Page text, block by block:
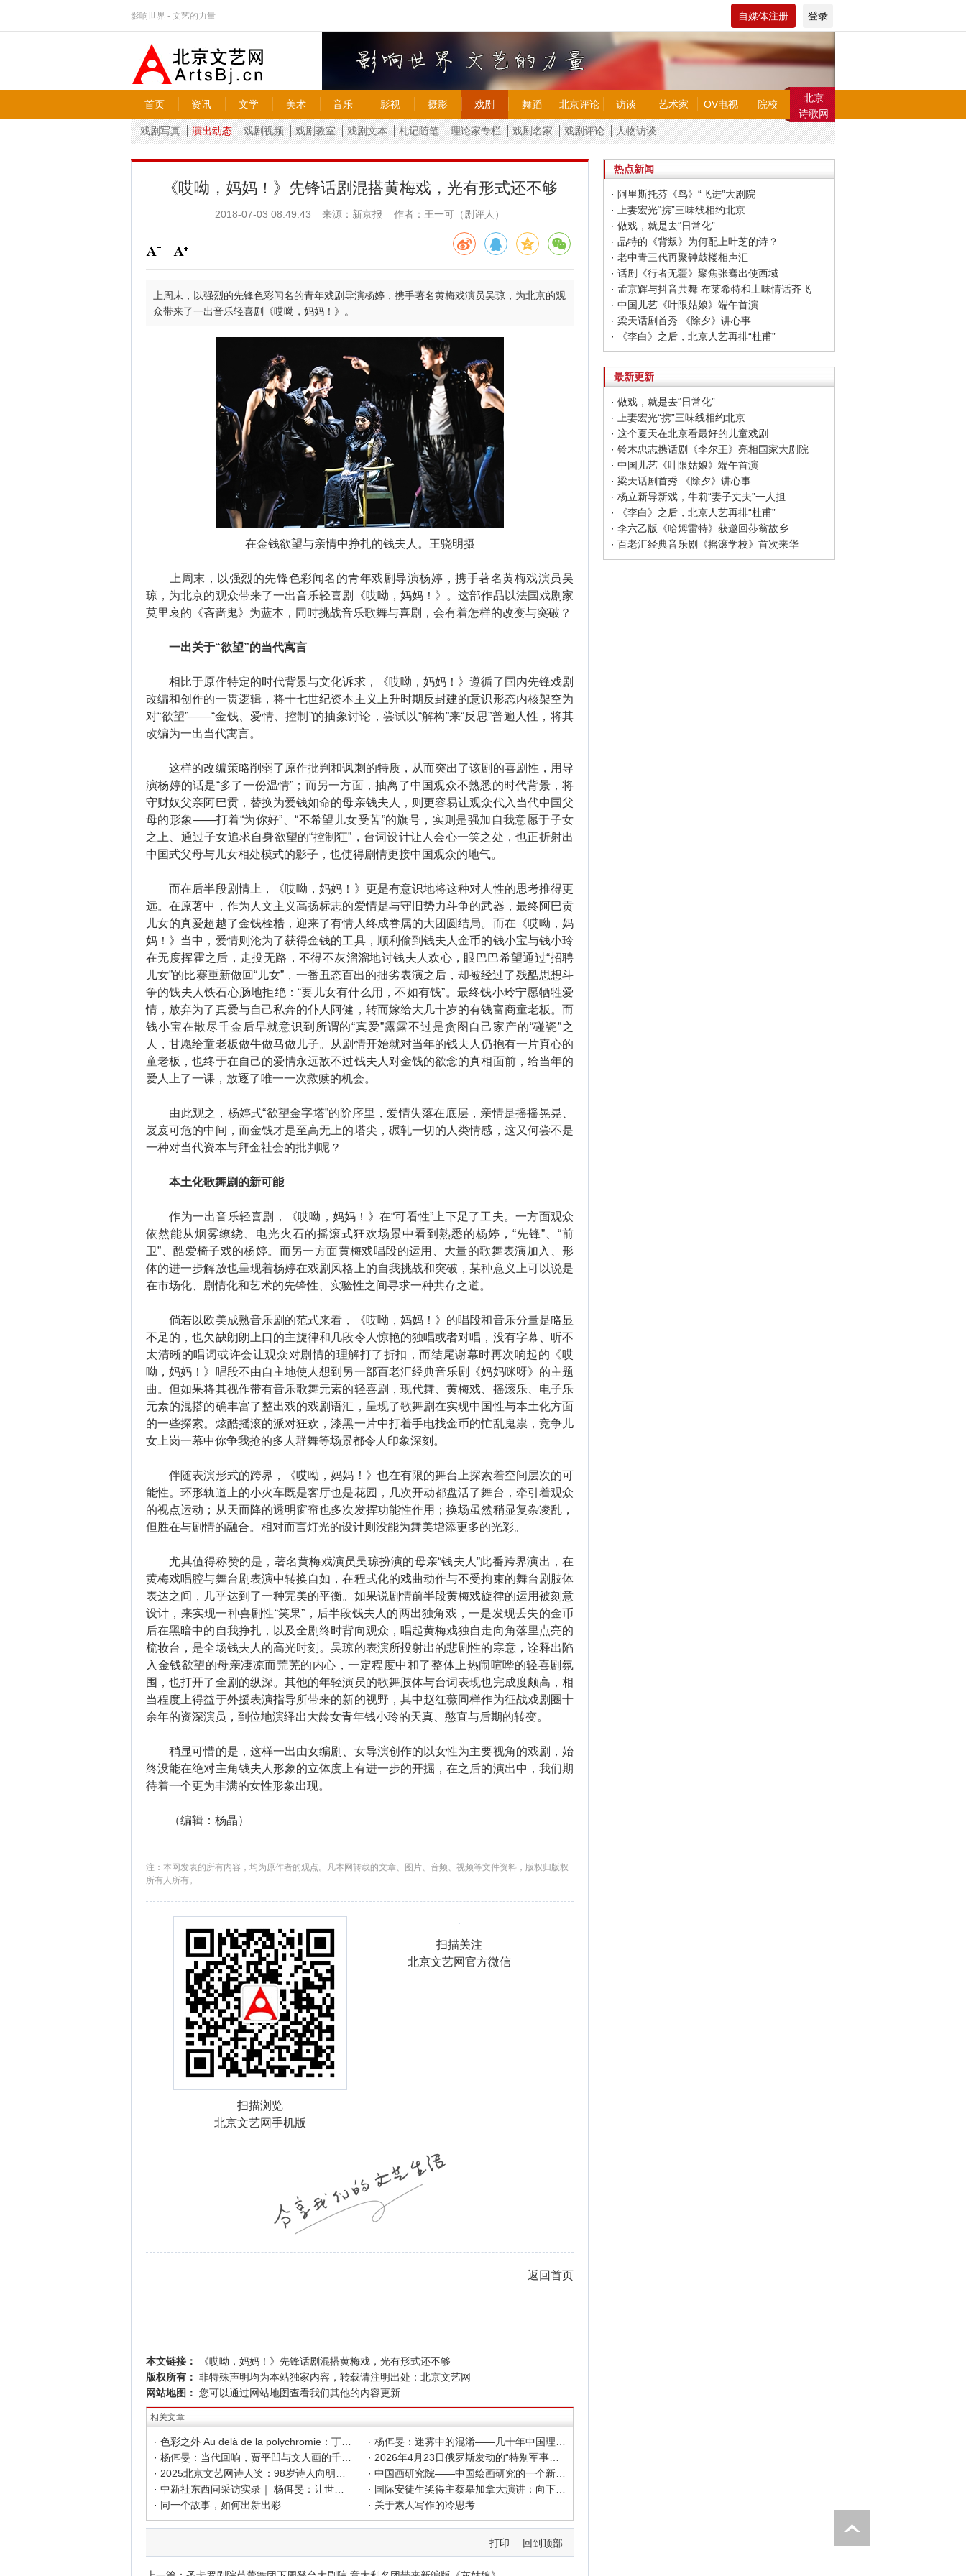
影响世界 - 文艺的力量 自媒体注册 登录
首页 资讯 文学 美术 音乐 影视 摄影 戏剧 舞蹈 北京评论 访谈 艺术家 OV电视 院校
北京
诗歌网
戏剧写真
演出动态 戏剧视频 戏剧教室 戏剧文本 札记随笔 理论家专栏 戏剧名家 戏剧评论 人物访谈
《哎呦，妈妈！》先锋话剧混搭黄梅戏，光有形式还不够
2018-07-03 08:49:43 来源：新京报 作者：王一可（剧评人）
上周末，以强烈的先锋色彩闻名的青年戏剧导演杨婷，携手著名黄梅戏演员吴琼，为北京的观
众带来了一出音乐轻喜剧《哎呦，妈妈！》。
在金钱欲望与亲情中挣扎的钱夫人。王骁明摄
上周末，以强烈的先锋色彩闻名的青年戏剧导演杨婷，携手著名黄梅戏演员吴
琼，为北京的观众带来了一出音乐轻喜剧《哎呦，妈妈！》。这部作品以法国戏剧家
莫里哀的《吝啬鬼》为蓝本，同时挑战音乐歌舞与喜剧，会有着怎样的改变与突破？
一出关于“欲望”的当代寓言
相比于原作特定的时代背景与文化诉求，《哎呦，妈妈！》遵循了国内先锋戏剧
改编和创作的一贯逻辑，将十七世纪资本主义上升时期反封建的意识形态内核架空为
对“欲望”——“金钱、爱情、控制”的抽象讨论，尝试以“解构”来“反思”普遍人性，将其
改编为一出当代寓言。
这样的改编策略削弱了原作批判和讽刺的特质，从而突出了该剧的喜剧性，用导
演杨婷的话是“多了一份温情”；而另一方面，抽离了中国观众不熟悉的时代背景，将
守财奴父亲阿巴贡，替换为爱钱如命的母亲钱夫人，则更容易让观众代入当代中国父
母的形象——打着“为你好”、“不希望儿女受苦”的旗号，实则是强加自我意愿于子女
之上、通过子女追求自身欲望的“控制狂”，台词设计让人会心一笑之处，也正折射出
中国式父母与儿女相处模式的影子，也使得剧情更接中国观众的地气。
而在后半段剧情上，《哎呦，妈妈！》更是有意识地将这种对人性的思考推得更
远。在原著中，作为人文主义高扬标志的爱情是与守旧势力斗争的武器，最终阿巴贡
儿女的真爱超越了金钱桎梏，迎来了有情人终成眷属的大团圆结局。而在《哎呦，妈
妈！》当中，爱情则沦为了获得金钱的工具，顺利偷到钱夫人金币的钱小宝与钱小玲
在无度挥霍之后，走投无路，不得不灰溜溜地讨钱夫人欢心，眼巴巴希望通过“招聘
儿女”的比赛重新做回“儿女”，一番丑态百出的拙劣表演之后，却被经过了残酷思想斗
争的钱夫人铁石心肠地拒绝：“要儿女有什么用，不如有钱”。最终钱小玲宁愿牺牲爱
情，放弃为了真爱与自己私奔的仆人阿健，转而嫁给大几十岁的有钱富商童老板。而
钱小宝在散尽千金后早就意识到所谓的“真爱”露露不过是贪图自己家产的“碰瓷”之
人，甘愿给童老板做牛做马做儿子。从剧情开始就对当年的钱夫人仍抱有一片真心的
童老板，也终于在自己的爱情永远敌不过钱夫人对金钱的欲念的真相面前，给当年的
爱人上了一课，放逐了唯一一次救赎的机会。
由此观之，杨婷式“欲望金字塔”的阶序里，爱情失落在底层，亲情是摇摇晃晃、
岌岌可危的中间，而金钱才是至高无上的塔尖，碾轧一切的人类情感，这又何尝不是
一种对当代资本与拜金社会的批判呢？
本土化歌舞剧的新可能
作为一出音乐轻喜剧，《哎呦，妈妈！》在“可看性”上下足了工夫。一方面观众
依然能从烟雾缭绕、电光火石的摇滚式狂欢场景中看到熟悉的杨婷，“先锋”、“前
卫”、酷爱椅子戏的杨婷。而另一方面黄梅戏唱段的运用、大量的歌舞表演加入、形
体的进一步解放也呈现着杨婷在戏剧风格上的自我挑战和突破，某种意义上可以说是
在市场化、剧情化和艺术的先锋性、实验性之间寻求一种共存之道。
倘若以欧美成熟音乐剧的范式来看，《哎呦，妈妈！》的唱段和音乐分量是略显
不足的，也欠缺朗朗上口的主旋律和几段令人惊艳的独唱或者对唱，没有字幕、听不
太清晰的唱词或许会让观众对剧情的理解打了折扣，而结尾谢幕时再次响起的《哎
呦，妈妈！》唱段不由自主地使人想到另一部百老汇经典音乐剧《妈妈咪呀》的主题
曲。但如果将其视作带有音乐歌舞元素的轻喜剧，现代舞、黄梅戏、摇滚乐、电子乐
元素的混搭的确丰富了整出戏的戏剧语汇，呈现了歌舞剧在实现中国性与本土化方面
的一些探索。炫酷摇滚的派对狂欢，漆黑一片中打着手电找金币的忙乱鬼祟，竞争儿
女上岗一幕中你争我抢的多人群舞等场景都令人印象深刻。
伴随表演形式的跨界，《哎呦，妈妈！》也在有限的舞台上探索着空间层次的可
能性。环形轨道上的小火车既是客厅也是花园，几次开动都盘活了舞台，牵引着观众
的视点运动；从天而降的透明窗帘也多次发挥功能性作用；换场虽然稍显复杂凌乱，
但胜在与剧情的融合。相对而言灯光的设计则没能为舞美增添更多的光彩。
尤其值得称赞的是，著名黄梅戏演员吴琼扮演的母亲“钱夫人”此番跨界演出，在
黄梅戏唱腔与舞台剧表演中转换自如，在程式化的戏曲动作与不受拘束的舞台剧肢体
表达之间，几乎达到了一种完美的平衡。如果说剧情前半段黄梅戏旋律的运用被刻意
设计，来实现一种喜剧性“笑果”，后半段钱夫人的两出独角戏，一是发现丢失的金币
后在黑暗中的自我挣扎，以及全剧终时背向观众，唱起黄梅戏独自走向角落里点亮的
梳妆台，是全场钱夫人的高光时刻。吴琼的表演所投射出的悲剧性的寒意，诠释出陷
入金钱欲望的母亲凄凉而荒芜的内心，一定程度中和了整体上热闹喧哗的轻喜剧氛
围，也打开了全剧的纵深。其他的年轻演员的歌舞肢体与台词表现也完成度颇高，相
当程度上得益于外援表演指导所带来的新的视野，其中赵红薇同样作为征战戏剧圈十
余年的资深演员，到位地演绎出大龄女青年钱小玲的天真、憨直与后期的转变。
稍显可惜的是，这样一出由女编剧、女导演创作的以女性为主要视角的戏剧，始
终没能在绝对主角钱夫人形象的立体度上有进一步的开掘，在之后的演出中，我们期
待着一个更为丰满的女性形象出现。
（编辑：杨晶）
注：本网发表的所有内容，均为原作者的观点。凡本网转载的文章、图片、音频、视频等文件资料，版权归版权
所有人所有。
扫描浏览
北京文艺网手机版
扫描关注
北京文艺网官方微信
返回首页
本文链接：
《哎呦，妈妈！》先锋话剧混搭黄梅戏，光有形式还不够
版权所有： 非特殊声明均为本站独家内容，转载请注明出处： 北京文艺网
网站地图： 您可以通过网站地图查看我们其他的内容更新
相关文章
· 2026年4月23日俄罗斯发动的“特别军事行动”已进入第5个年头，俄乌局势最新综述
· 中国画研究院——中国绘画研究的一个新开篇
· 国际安徒生奖得主蔡皋加拿大演讲：向下扎根，向着幸福奔跑
· 同一个故事，如何出新出彩
· 关于素人写作的冷思考
打印 回到顶部
热点新闻
· 阿里斯托芬《鸟》“飞进”大剧院
· 上妻宏光“携”三味线相约北京
· 做戏，就是去“日常化”
· 品特的《背叛》为何配上叶芝的诗？
· 老中青三代再聚钟鼓楼相声汇
· 话剧《行者无疆》聚焦张骞出使西域
· 孟京辉与抖音共舞 布莱希特和土味情话齐飞
· 中国儿艺《叶限姑娘》端午首演
· 梁天话剧首秀 《除夕》讲心事
· 《李白》之后，北京人艺再排“杜甫”
最新更新
· 做戏，就是去“日常化”
· 上妻宏光“携”三味线相约北京
· 这个夏天在北京看最好的儿童戏剧
· 铃木忠志携话剧《李尔王》亮相国家大剧院
· 中国儿艺《叶限姑娘》端午首演
· 梁天话剧首秀 《除夕》讲心事
· 杨立新导新戏，牛莉“妻子丈夫”一人担
· 《李白》之后，北京人艺再排“杜甫”
· 李六乙版《哈姆雷特》获邀回莎翁故乡
· 百老汇经典音乐剧《摇滚学校》首次来华